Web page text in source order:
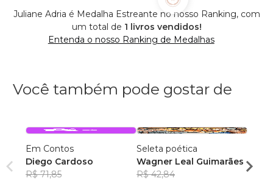
Juliane Adria é Medalha Estreante no nosso Ranking, com
um total de 1 livros vendidos!
Entenda o nosso Ranking de Medalhas
Você também pode gostar de
Em Contos
Diego Cardoso
R$ 71,85
Seleta poética
Wagner Leal Guimarães
R$ 42,84
ainda
Carla